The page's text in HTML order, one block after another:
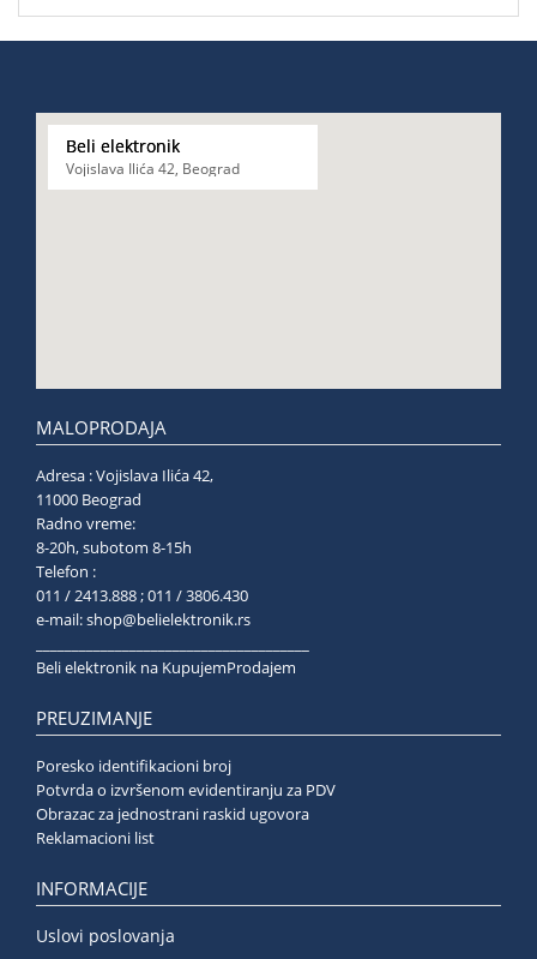
Beli elektronik
Vojislava Ilića 42, Beograd
MALOPRODAJA
Adresa : Vojislava Ilića 42,
11000 Beograd
Radno vreme:
8-20h, subotom 8-15h
Telefon :
011 / 2413.888 ; 011 / 3806.430
e-mail:shop@belielektronik.rs
Beli elektronik na KupujemProdajem
PREUZIMANJE
Poresko identifikacioni broj
Potvrda o izvršenom evidentiranju za PDV
Obrazac za jednostrani raskid ugovora
Reklamacioni list
INFORMACIJE
Uslovi poslovanja